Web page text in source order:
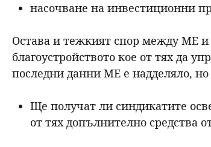
насочване на инвестиционни
Остава и тежкият спор между МЕ и
благоустройството кое от тях да
последни данни МЕ е надделяло,
Ще получат ли синдикатите
от тях допълнително средства